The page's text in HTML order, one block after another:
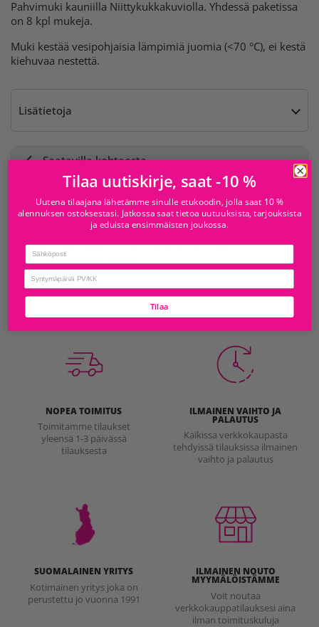
Pahvimuki kauniilla Niittykukkakuviolla. Yhdessä paketissa
on 8 kpl mukeja.
Muki kestää vesipohjaisia lämpimiä juomia (<70 °C), ei kestä
kiehuvaa nestettä.
Lisätietoja
Saatavilla kohteesta
Juhlamaailma Iso
Omena
Myymälän tiedot
Tavallisesti valmis 24 tunnissa
Juhlamaailma Sello
Myymälän tiedot
Tavallisesti valmis 24 tunnissa
Tarkista saatavuus muissa myymälöissä
NOPEA TOIMITUS
Toimitamme tilaukset
yleensä 1-3 päivässä
tilauksesta
ILMAINEN VAIHTO JA
PALAUTUS
Kaikissa verkkokaupasta
tehdyissä tilauksissa ilmainen
vaihto ja palautus
SUOMALAINEN YRITYS
Kotimainen yritys joka on
perustettu jo vuonna 1991
ILMAINEN NOUTO
MYYMÄLÖISTÄMME
Voit noutaa
verkkokauppatilauksesi aina
ilman toimituskuluja
Tilaa uutiskirje, saat -10 %
Uutena tilaajana lähetämme sinulle etukoodin, jolla saat 10 %
alennuksen ostoksestasi. Jatkossa saat tietoa uutuuksista, tarjouksista
ja eduista ensimmäisten joukossa.
Email
birthday
Tilaa